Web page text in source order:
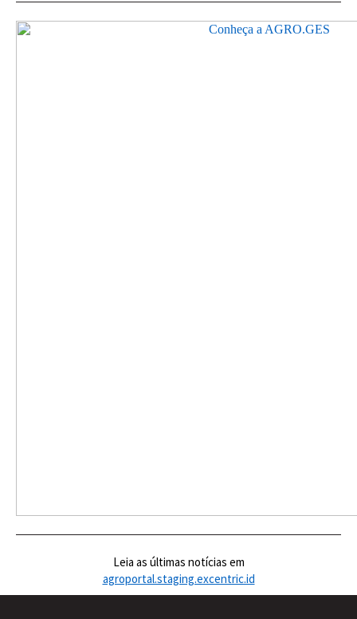
Leia as últimas notícias em
agroportal.staging.excentric.id